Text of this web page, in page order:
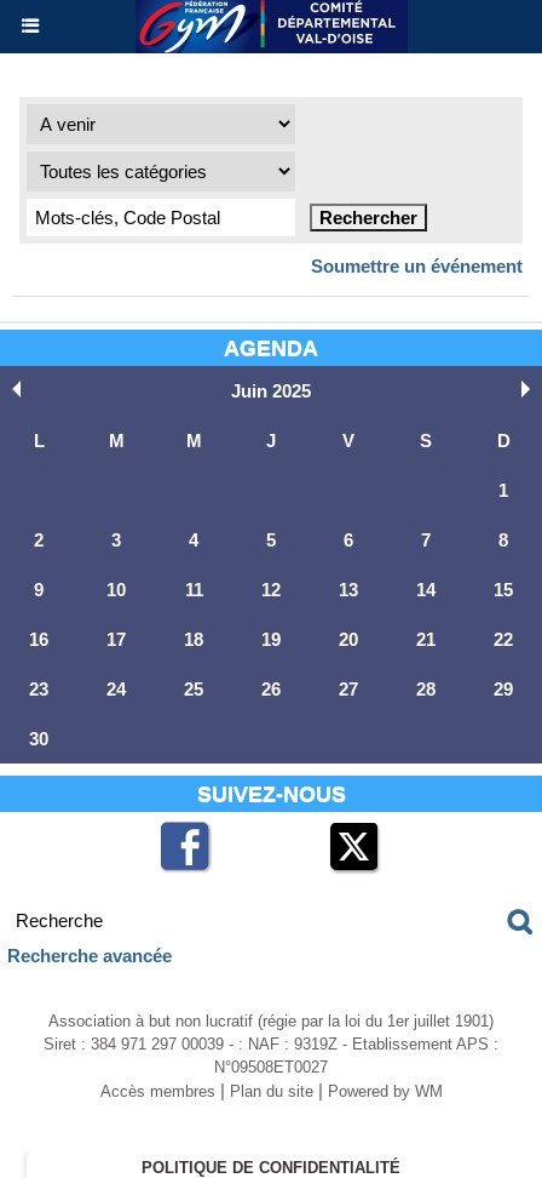
AGENDA
Juin 2025
L M M J V S D
1
2 3 4 5 6 7 8
9 10 11 12 13 14 15
16 17 18 19 20 21 22
23 24 25 26 27 28 29
30
SUIVEZ-NOUS
Recherche avancée
Soumettre un événement
Association à but non lucratif (régie par la loi du 1er juillet 1901)
Siret : 384 971 297 00039 - : NAF : 9319Z - Etablissement APS :
N°09508ET0027
Accès membres | Plan du site | Powered by WM
POLITIQUE DE CONFIDENTIALITÉ